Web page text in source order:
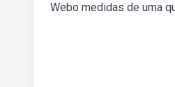
Webo medidas de uma